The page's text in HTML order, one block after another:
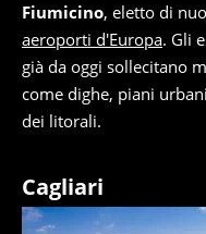
Fiumicino, eletto di
aeroporti d'Europa. Gli
già da oggi sollecitano
come dighe, piani
dei litorali.
Cagliari